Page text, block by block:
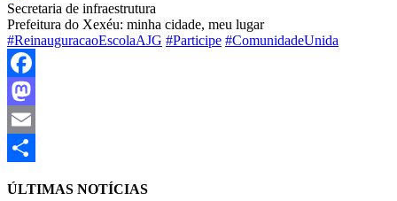
Secretaria de infraestrutura
Prefeitura do Xexéu: minha cidade, meu lugar
#ReinauguracaoEscolaAJG #Participe #ComunidadeUnida
Facebook
Mastodon
Email
ÚLTIMAS NOTÍCIAS